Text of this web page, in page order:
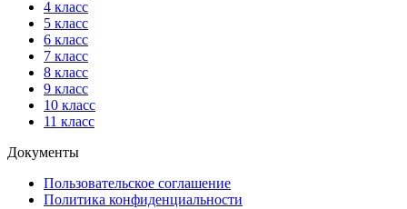
4 класс
5 класс
6 класс
7 класс
8 класс
9 класс
10 класс
11 класс
Документы
Пользовательское соглашение
Политика конфиденциальности